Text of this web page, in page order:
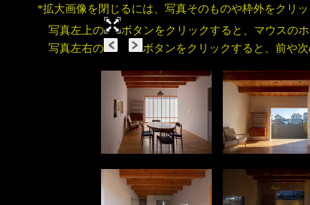
*拡大画像を閉じるには、写真そのものや枠外をクリ
写真左上の
ボタンをクリックすると、マウスの
写真左右の
ボタンをクリックすると、前や